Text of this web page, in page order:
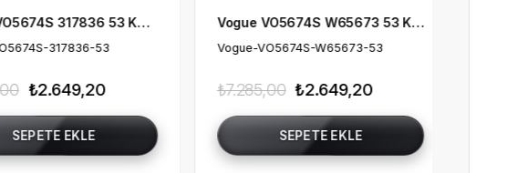
VO5674S-W65673-53
₺2.649,20
SEPETE EKLE
Vogue-VO5642SU-32408G-55
₺2.406,00
₺6.616,00
SEPETE EKLE